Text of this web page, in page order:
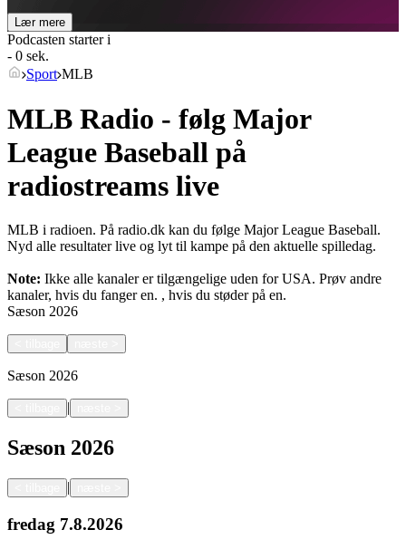
Lær mere
Podcasten starter i
- 0 sek.
Sport MLB
MLB Radio - følg Major
League Baseball på
radiostreams live
MLB i radioen. På radio.dk kan du følge Major League Baseball.
Nyd alle resultater live og lyt til kampe på den aktuelle spilledag.
Note: Ikke alle kanaler er tilgængelige uden for USA. Prøv andre
kanaler, hvis du fanger en. , hvis du støder på en.
Sæson 2026
Sæson 2026
|
Sæson 2026
|
fredag 7.8.2026